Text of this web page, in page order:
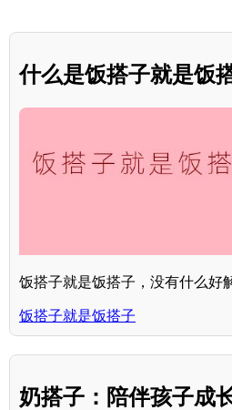
什么是饭搭子就是饭
饭搭子就是饭搭子，没有什么好
饭搭子就是饭搭子
奶搭子：陪伴孩子成